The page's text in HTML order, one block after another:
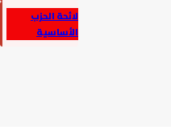
لائحة الحزب
الأساسية